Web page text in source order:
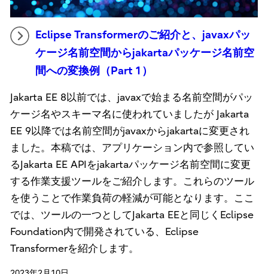
Eclipse Transformerのご紹介と、javaxパッ
ケージ名前空間からjakartaパッケージ名前空
間への変換例（Part 1）
Jakarta EE 8以前では、javaxで始まる名前空間がパッ
ケージ名やスキーマ名に使われていましたが Jakarta
EE 9以降では名前空間がjavaxからjakartaに変更され
ました。本稿では、アプリケーション内で参照してい
るJakarta EE APIをjakartaパッケージ名前空間に変更
する作業支援ツールをご紹介します。これらのツール
を使うことで作業負荷の軽減が可能となります。ここ
では、ツールの一つとしてJakarta EEと同じくEclipse
Foundation内で開発されている、Eclipse
Transformerを紹介します。